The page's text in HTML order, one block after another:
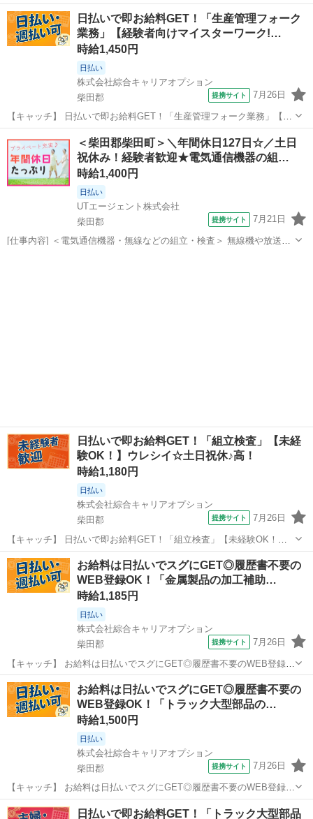
らにスキルUP！経験者歓迎♪】高収入ワーク！残業でたっぷり稼ぐ！
高！ 【コメント】 弊社なら事前の職場見学が多数！お仕事安心スター
ト★★ 「派遣では働いた...
宮城 柴田郡 仕分け
日払いで即お給料GET！「生産管理フォーク
業務」【経験者向けマイスターワーク!…
時給1,450円
日払い
株式会社綜合キャリアオプション
柴田郡
提携サイト 7月26日
【キャッチ】 日払いで即お給料GET！「生産管理フォーク業務」【経
験者向けマイスターワーク!】高収入ワーク!高時給1450円！ 【コメン
ト】 製造のお仕事をお探しにおススメ♪ 「未経験でも出来る仕事ない
かな・・・」 「新...
仕分け
＜柴田郡柴田町＞＼年間休日127日☆／土日
祝休み！経験者歓迎★電気通信機器の組…
時給1,400円
日払い
UTエージェント株式会社
柴田郡
提携サイト 7月21日
[仕事内容] ＜電気通信機器・無線などの組立・検査＞ 無線機や放送機
日払いで即お給料GET！「組立検査」【未経
験OK！】ウレシイ☆土日祝休♪高！
時給1,180円
日払い
株式会社綜合キャリアオプション
柴田郡
提携サイト 7月26日
【キャッチ】 日払いで即お給料GET！「組立検査」【未経験OK！】
ウレシイ☆土日祝休♪高！ 【コメント】 ＼大手人材派遣会社で働きま
せんか♪／ 「新しい職場は不安・・・」 「経験はないけどチャレンジ
したい！」 「派遣のお...
宮城 柴田郡 工場
お給料は日払いでスグにGET◎履歴書不要の
WEB登録OK！「金属製品の加工補助…
時給1,185円
日払い
株式会社綜合キャリアオプション
柴田郡
提携サイト 7月26日
【キャッチ】 お給料は日払いでスグにGET◎履歴書不要のWEB登録
OK！「金属製品の加工補助」高時給1185円！大河原(宮城)周辺！20代
～40代のスタッフが多数活躍中★ 【コメント】 弊社なら事前の職場見
学が多数！お仕事...
宮城 柴田郡 工場
お給料は日払いでスグにGET◎履歴書不要の
WEB登録OK！「トラック大型部品の…
時給1,500円
日払い
株式会社綜合キャリアオプション
柴田郡
提携サイト 7月26日
【キャッチ】 お給料は日払いでスグにGET◎履歴書不要のWEB登録
OK！「トラック大型部品のボタン操作」高時給1500円！宮城県柴田郡
村田町周辺！20代～40代のスタッフが多数活躍中★ 【コメント】 製
宮城 柴田郡 工場
日払いで即お給料GET！「トラック大型部品